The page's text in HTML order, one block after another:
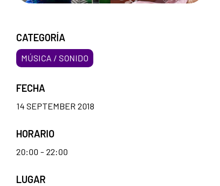
CATEGORÍA
MÚSICA / SONIDO
FECHA
14 SEPTEMBER 2018
HORARIO
20:00 - 22:00
LUGAR